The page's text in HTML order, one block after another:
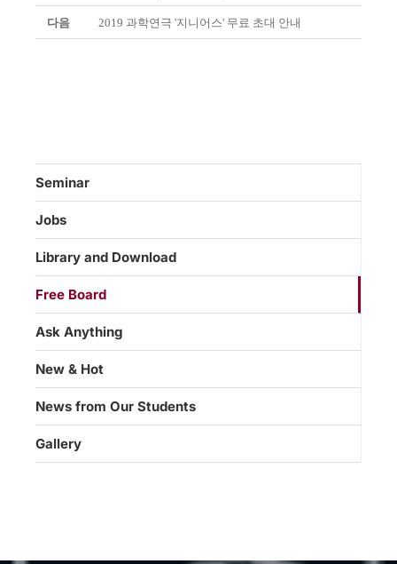
다음 2019 과학연극 '지니어스' 무료 초대 안내
Seminar
Jobs
Library and Download
Free Board
Ask Anything
New & Hot
News from Our Students
Gallery